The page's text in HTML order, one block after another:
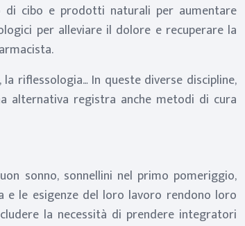
di cibo e prodotti naturali per aumentare
per alleviare il dolore e recuperare la
riflessologia… In queste diverse discipline,
alternativa registra anche metodi di cura
sonno, sonnellini nel primo pomeriggio,
e le esigenze del loro lavoro rendono loro
la necessità di prendere integratori